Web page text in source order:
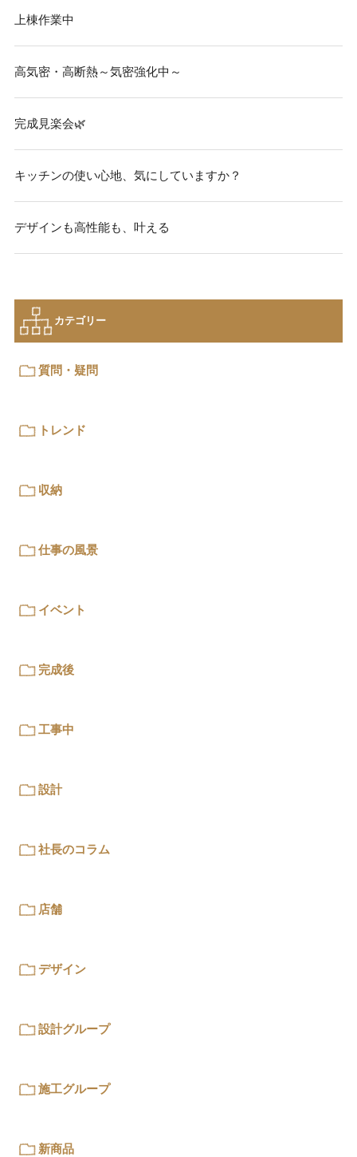
上棟作業中
高気密・高断熱～気密強化中～
完成見楽会🌿
キッチンの使い心地、気にしていますか？
デザインも高性能も、叶える
カテゴリー
質問・疑問
トレンド
収納
仕事の風景
イベント
完成後
工事中
設計
社長のコラム
店舗
デザイン
設計グループ
施工グループ
新商品